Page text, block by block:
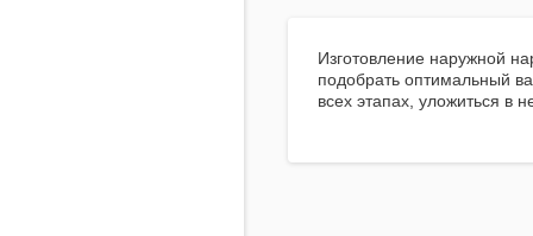
Изготовление наружной
подобрать оптимальный
всех этапах, уложиться в